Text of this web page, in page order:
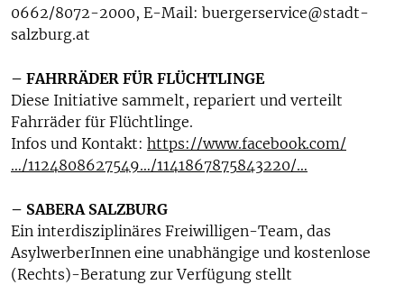
0662/8072-2000, E-Mail: buergerservice@stadt-
salzburg.at
– FAHRRÄDER FÜR FLÜCHTLINGE
Diese Initiative sammelt, repariert und verteilt
Fahrräder für Flüchtlinge.
Infos und Kontakt: https://www.facebook.com/
…/1124808627549…/1141867875843220/…
– SABERA SALZBURG
Ein interdisziplinäres Freiwilligen-Team, das
AsylwerberInnen eine unabhängige und kostenlose
(Rechts)-Beratung zur Verfügung stellt